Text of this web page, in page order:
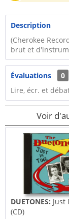
Description
(Cherokee
brut et
Évaluations
0
Lire, écr. et
Voir
DUETONES: Just
(CD)